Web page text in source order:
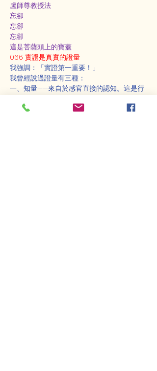
盧師尊教授法
忘卻
忘卻
忘卻
這是菩薩頭上的寶蓋
066 實證是真實的證量
我強調：「實證第一重要！」
我曾經說過證量有三種：
一、知量——來自於感官直接的認知。這是行
（需要通過實修來證明）